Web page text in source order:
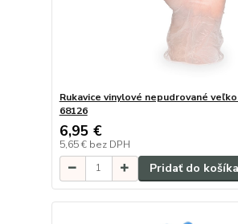
Rukavice vinylové nepudrované
68126
6,95 €
5,65 € bez DPH
Pridať do košíka